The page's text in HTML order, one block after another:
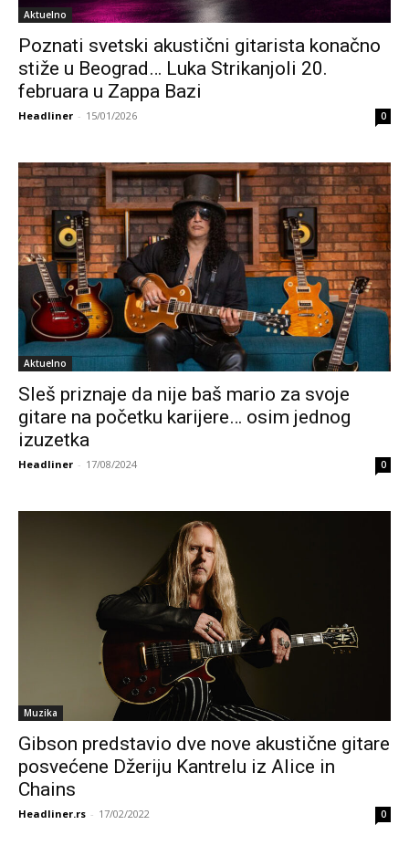
Aktuelno
Poznati svetski akustični gitarista konačno
stiže u Beograd… Luka Strikanjoli 20.
februara u Zappa Bazi
Headliner - 15/01/2026 0
Aktuelno
Sleš priznaje da nije baš mario za svoje
gitare na početku karijere… osim jednog
izuzetka
Headliner - 17/08/2024 0
Muzika
Gibson predstavio dve nove akustične gitare
posvećene Džeriju Kantrelu iz Alice in
Chains
Headliner.rs - 17/02/2022 0